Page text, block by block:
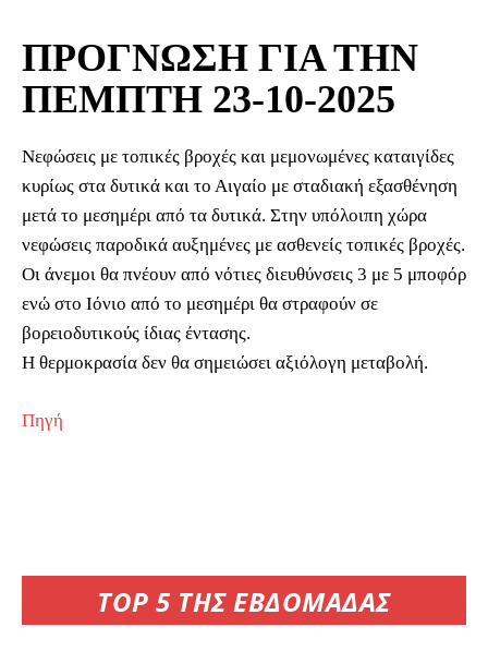
TOP 5 ΤΗΣ ΕΒΔΟΜΑΔΑΣ
ΠΡΟΓΝΩΣΗ ΓΙΑ ΤΗΝ
ΠΕΜΠΤΗ 23-10-2025
Νεφώσεις με τοπικές βροχές και μεμονωμένες καταιγίδες
κυρίως στα δυτικά και το Αιγαίο με σταδιακή εξασθένηση
μετά το μεσημέρι από τα δυτικά. Στην υπόλοιπη χώρα
νεφώσεις παροδικά αυξημένες με ασθενείς τοπικές βροχές.
Οι άνεμοι θα πνέουν από νότιες διευθύνσεις 3 με 5 μποφόρ
ενώ στο Ιόνιο από το μεσημέρι θα στραφούν σε
βορειοδυτικούς ίδιας έντασης.
Η θερμοκρασία δεν θα σημειώσει αξιόλογη μεταβολή.
Πηγή